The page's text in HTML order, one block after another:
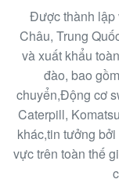
Van điều khiển
VOE14532821
Máy xúc
PHV132 708-
100 Van điều
14511439
Bơm bánh
Được thành lập
Châu, Trung
và xuất khẩu
đào, bao
chuyển,Động cơ
Caterpill,
khác,tin tưởng
vực trên toàn thế